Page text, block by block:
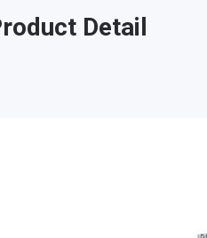
Detail